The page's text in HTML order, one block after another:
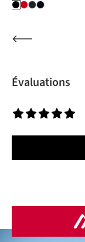
Évaluations